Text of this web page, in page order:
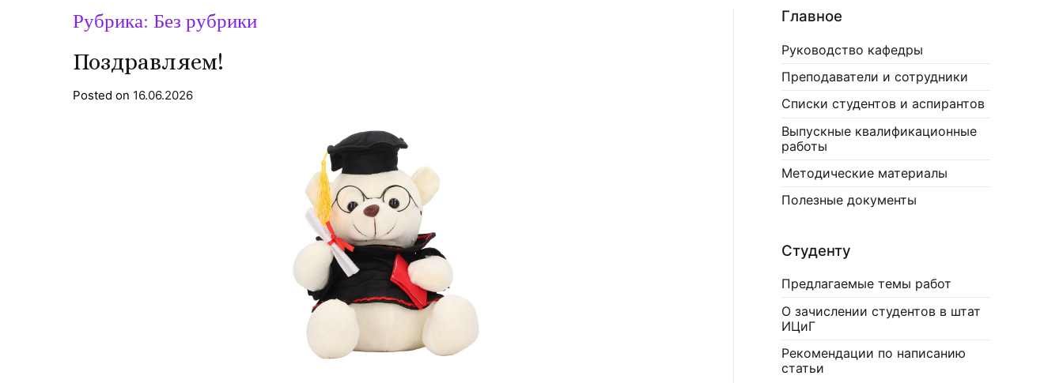
Рубрика: Без рубрики
Поздравляем!
Posted on 16.06.2026
Главное
Руководство кафедры
Преподаватели и сотрудники
Списки студентов и аспирантов
Выпускные квалификационные
работы
Методические материалы
Полезные документы
Студенту
Предлагаемые темы работ
О зачислении студентов в штат
ИЦиГ
Рекомендации по написанию
статьи